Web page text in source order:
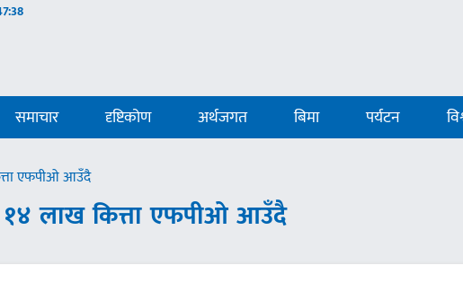
समाचार दृष्टिकोण अर्थजगत बिमा पर्यटन
एफपीओ आउँदै
लाख कित्ता एफपीओ आउँदै